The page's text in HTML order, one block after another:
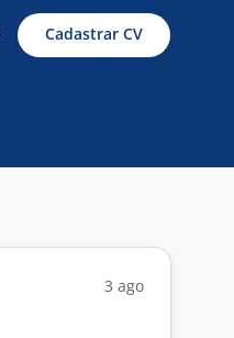
Cadastrar CV
3 ago